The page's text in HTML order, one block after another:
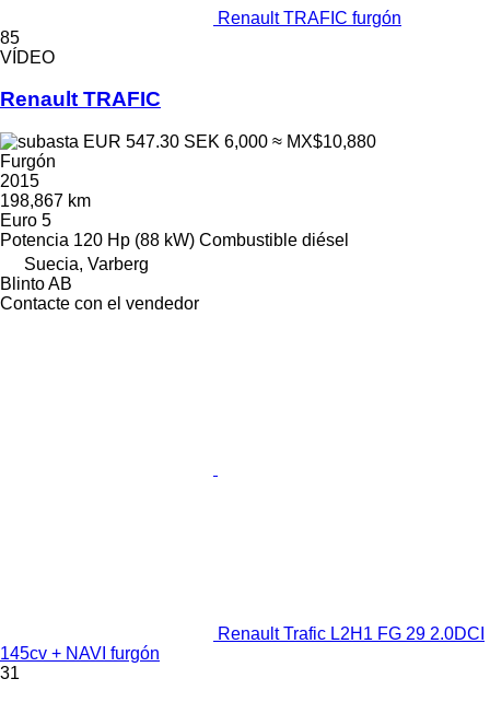
Renault TRAFIC furgón
85
VÍDEO
Renault TRAFIC
EUR 547.30 SEK 6,000 ≈ MX$10,880
Furgón
2015
198,867 km
Euro 5
Potencia 120 Hp (88 kW) Combustible diésel
Suecia, Varberg
Blinto AB
Contacte con el vendedor
Renault Trafic L2H1 FG 29 2.0DCI
145cv + NAVI furgón
31